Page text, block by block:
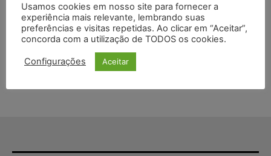
TSE reforça que sistemas das urnas eletrônicas tornam-se
invioláveis após assinatura digital e lacração
STF inicia julgamento sobre constitucionalidade da proibição
dos jogos de azar no Brasil
Usamos cookies em nosso site para fornecer a
experiência mais relevante, lembrando suas
preferências e visitas repetidas. Ao clicar em “Aceitar”,
concorda com a utilização de TODOS os cookies.
Configurações Aceitar